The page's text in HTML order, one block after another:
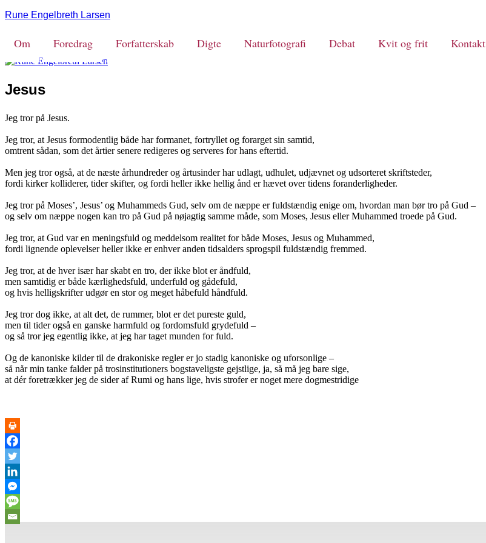
Rune Engelbreth Larsen
Om Foredrag Forfatterskab Digte Naturfotografi Debat Kvit og frit Kontakt
Jesus
Jeg tror på Jesus.
Jeg tror, at Jesus formodentlig både har formanet, fortryllet og forarget sin samtid,
omtrent sådan, som det årtier senere redigeres og serveres for hans eftertid.
Men jeg tror også, at de næste århundreder og årtusinder har udlagt, udhulet, udjævnet og udsorteret skriftsteder,
fordi kirker kolliderer, tider skifter, og fordi heller ikke hellig ånd er hævet over tidens foranderligheder.
Jeg tror på Moses’, Jesus’ og Muhammeds Gud, selv om de næppe er fuldstændig enige om, hvordan man bør tro på Gud –
og selv om næppe nogen kan tro på Gud på nøjagtig samme måde, som Moses, Jesus eller Muhammed troede på Gud.
Jeg tror, at Gud var en meningsfuld og meddelsom realitet for både Moses, Jesus og Muhammed,
fordi lignende oplevelser heller ikke er enhver anden tidsalders sprogspil fuldstændig fremmed.
Jeg tror, at de hver især har skabt en tro, der ikke blot er åndfuld,
men samtidig er både kærlighedsfuld, underfuld og gådefuld,
og hvis helligskrifter udgør en stor og meget håbefuld håndfuld.
Jeg tror dog ikke, at alt det, de rummer, blot er det pureste guld,
men til tider også en ganske harmfuld og fordomsfuld grydefuld –
og så tror jeg egentlig ikke, at jeg har taget munden for fuld.
Og de kanoniske kilder til de drakoniske regler er jo stadig kanoniske og uforsonlige –
så når min tanke falder på trosinstitutioners bogstaveligste gejstlige, ja, så må jeg bare sige,
at dér foretrækker jeg de sider af Rumi og hans lige, hvis strofer er noget mere dogmestridige